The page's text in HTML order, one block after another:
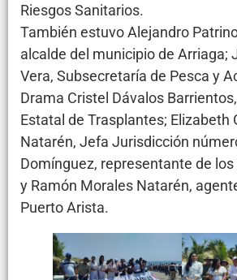
Riesgos Sanitarios.
También estuvo Alejandro
alcalde del municipio de Arriaga;
Vera, Subsecretaría de Pesca y
Drama Cristel Dávalos
Estatal de Trasplantes; Elizabeth
Natarén, Jefa Jurisdicción
Domínguez, representante de
y Ramón Morales Natarén,
Puerto Arista.